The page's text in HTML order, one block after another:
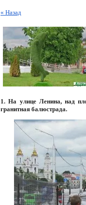
« Назад
1. На улице Ленина, над
гранитная балюстрада.